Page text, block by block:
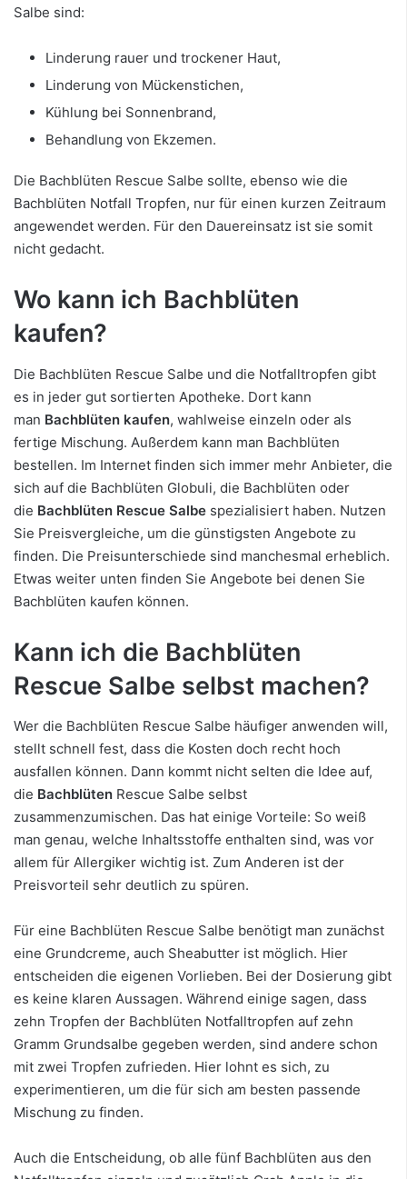
Salbe sind:
Linderung rauer und trockener Haut,
Linderung von Mückenstichen,
Kühlung bei Sonnenbrand,
Behandlung von Ekzemen.
Die Bachblüten Rescue Salbe sollte, ebenso wie die
Bachblüten Notfall Tropfen, nur für einen kurzen Zeitraum
angewendet werden. Für den Dauereinsatz ist sie somit
nicht gedacht.
Wo kann ich Bachblüten
kaufen?
Die Bachblüten Rescue Salbe und die Notfalltropfen gibt
es in jeder gut sortierten Apotheke. Dort kann
man Bachblüten kaufen, wahlweise einzeln oder als
fertige Mischung. Außerdem kann man Bachblüten
bestellen. Im Internet finden sich immer mehr Anbieter, die
sich auf die Bachblüten Globuli, die Bachblüten oder
die Bachblüten Rescue Salbe spezialisiert haben. Nutzen
Sie Preisvergleiche, um die günstigsten Angebote zu
finden. Die Preisunterschiede sind manchesmal erheblich.
Etwas weiter unten finden Sie Angebote bei denen Sie
Bachblüten kaufen können.
Kann ich die Bachblüten
Rescue Salbe selbst machen?
Wer die Bachblüten Rescue Salbe häufiger anwenden will,
stellt schnell fest, dass die Kosten doch recht hoch
ausfallen können. Dann kommt nicht selten die Idee auf,
die Bachblüten Rescue Salbe selbst
zusammenzumischen. Das hat einige Vorteile: So weiß
man genau, welche Inhaltsstoffe enthalten sind, was vor
allem für Allergiker wichtig ist. Zum Anderen ist der
Preisvorteil sehr deutlich zu spüren.
Für eine Bachblüten Rescue Salbe benötigt man zunächst
eine Grundcreme, auch Sheabutter ist möglich. Hier
entscheiden die eigenen Vorlieben. Bei der Dosierung gibt
es keine klaren Aussagen. Während einige sagen, dass
zehn Tropfen der Bachblüten Notfalltropfen auf zehn
Gramm Grundsalbe gegeben werden, sind andere schon
mit zwei Tropfen zufrieden. Hier lohnt es sich, zu
experimentieren, um die für sich am besten passende
Mischung zu finden.
Auch die Entscheidung, ob alle fünf Bachblüten aus den